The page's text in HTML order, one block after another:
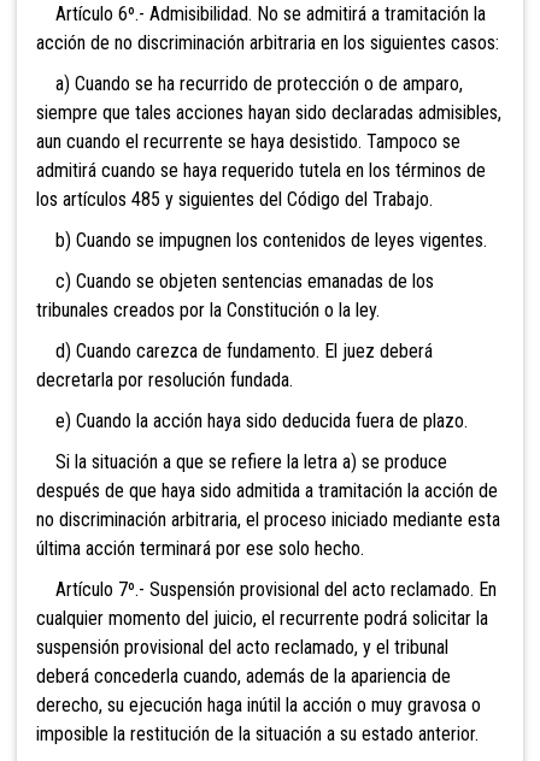
Artículo 6º.- Admisibilidad. No se admitirá a tramitación la
acción de no discriminación arbitraria en los siguientes casos:
a) Cuando se ha recurrido de protección o de amparo,
siempre que tales acciones hayan sido declaradas admisibles,
aun cuando el recurrente se haya desistido. Tampoco se
admitirá cuando se haya requerido tutela en los términos de
los artículos 485 y siguientes del Código del Trabajo.
b) Cuando se impugnen los contenidos de leyes vigentes.
c) Cuando se objeten sentencias emanadas de los
tribunales creados por la Constitución o la ley.
d) Cuando carezca de fundamento. El juez deberá
decretarla por resolución fundada.
e) Cuando la acción haya sido deducida fuera de plazo.
Si la situación a que se refiere la letra a) se produce
después de que haya sido admitida a tramitación la acción de
no discriminación arbitraria, el proceso iniciado mediante esta
última acción terminará por ese solo hecho.
Artículo 7º.- Suspensión provisional del acto reclamado. En
cualquier momento del juicio, el recurrente podrá solicitar la
suspensión provisional del acto reclamado, y el tribunal
deberá concederla cuando, además de la apariencia de
derecho, su ejecución haga inútil la acción o muy gravosa o
imposible la restitución de la situación a su estado anterior.